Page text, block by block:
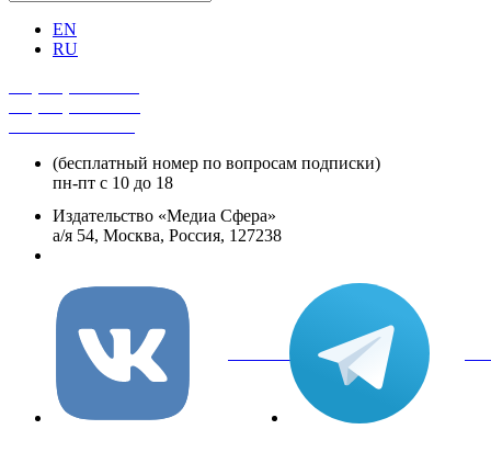
EN
RU
(бесплатный номер по вопросам подписки)
пн-пт с 10 до 18
Издательство «Медиа Сфера»
а/я 54, Москва, Россия, 127238
вКонтакте